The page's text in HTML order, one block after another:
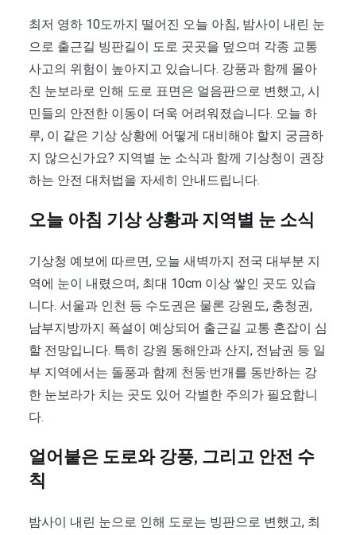
최저 영하 10도까지 떨어진 오늘 아침, 밤사이 내린 눈
으로 출근길 빙판길이 도로 곳곳을 덮으며 각종 교통
사고의 위험이 높아지고 있습니다. 강풍과 함께 몰아
친 눈보라로 인해 도로 표면은 얼음판으로 변했고, 시
민들의 안전한 이동이 더욱 어려워졌습니다. 오늘 하
루, 이 같은 기상 상황에 어떻게 대비해야 할지 궁금하
지 않으신가요? 지역별 눈 소식과 함께 기상청이 권장
하는 안전 대처법을 자세히 안내드립니다.
오늘 아침 기상 상황과 지역별 눈 소식
기상청 예보에 따르면, 오늘 새벽까지 전국 대부분 지
역에 눈이 내렸으며, 최대 10cm 이상 쌓인 곳도 있습
니다. 서울과 인천 등 수도권은 물론 강원도, 충청권,
남부지방까지 폭설이 예상되어 출근길 교통 혼잡이 심
할 전망입니다. 특히 강원 동해안과 산지, 전남권 등 일
부 지역에서는 돌풍과 함께 천둥·번개를 동반하는 강
한 눈보라가 치는 곳도 있어 각별한 주의가 필요합니
다.
얼어붙은 도로와 강풍, 그리고 안전 수
칙
밤사이 내린 눈으로 인해 도로는 빙판으로 변했고, 최